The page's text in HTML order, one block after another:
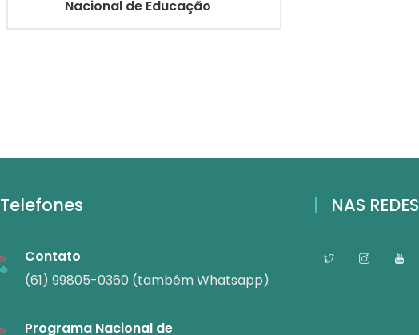
Nacional de Educação
Telefones
Contato
(61) 99805-0360 (também Whatsapp)
Programa Nacional de
NAS REDES